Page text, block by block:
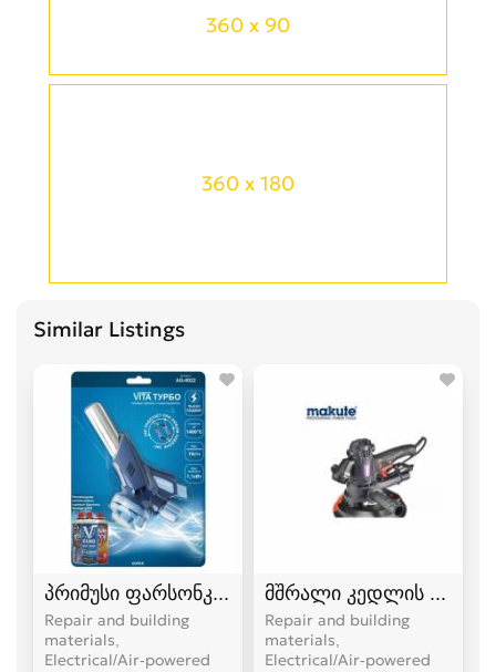
360 x 90
360 x 180
Similar Listings
პრიმუსი ფარსონკა ფუსფუსა
Repair and building
materials,
Electrical/Air-powered
მშრალი კედლის
Repair and building
materials,
Electrical/Air-powered